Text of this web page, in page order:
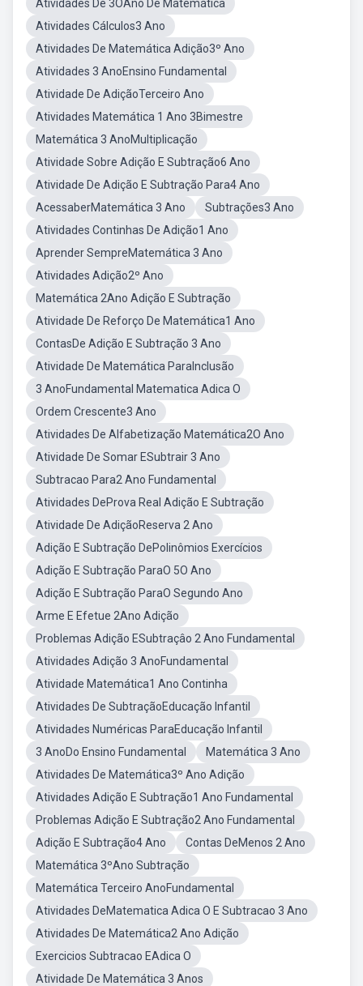
Atividades De 3OAno De Matemática
Atividades Cálculos3 Ano
Atividades De Matemática Adição3º Ano
Atividades 3 AnoEnsino Fundamental
Atividade De AdiçãoTerceiro Ano
Atividades Matemática 1 Ano 3Bimestre
Matemática 3 AnoMultiplicação
Atividade Sobre Adição E Subtração6 Ano
Atividade De Adição E Subtração Para4 Ano
AcessaberMatemática 3 Ano
Subtrações3 Ano
Atividades Continhas De Adição1 Ano
Aprender SempreMatemática 3 Ano
Atividades Adição2º Ano
Matemática 2Ano Adição E Subtração
Atividade De Reforço De Matemática1 Ano
ContasDe Adição E Subtração 3 Ano
Atividade De Matemática ParaInclusão
3 AnoFundamental Matematica Adica O
Ordem Crescente3 Ano
Atividades De Alfabetização Matemática2O Ano
Atividade De Somar ESubtrair 3 Ano
Subtracao Para2 Ano Fundamental
Atividades DeProva Real Adição E Subtração
Atividade De AdiçãoReserva 2 Ano
Adição E Subtração DePolinômios Exercícios
Adição E Subtração ParaO 5O Ano
Adição E Subtração ParaO Segundo Ano
Arme E Efetue 2Ano Adição
Problemas Adição ESubtraçâo 2 Ano Fundamental
Atividades Adição 3 AnoFundamental
Atividade Matemática1 Ano Continha
Atividades De SubtraçãoEducação Infantil
Atividades Numéricas ParaEducação Infantil
3 AnoDo Ensino Fundamental
Matemática 3 Ano
Atividades De Matemática3º Ano Adição
Atividades Adição E Subtração1 Ano Fundamental
Problemas Adição E Subtração2 Ano Fundamental
Adição E Subtração4 Ano
Contas DeMenos 2 Ano
Matemática 3ºAno Subtração
Matemática Terceiro AnoFundamental
Atividades DeMatematica Adica O E Subtracao 3 Ano
Atividades De Matemática2 Ano Adição
Exercicios Subtracao EAdica O
Atividade De Matemática 3 Anos